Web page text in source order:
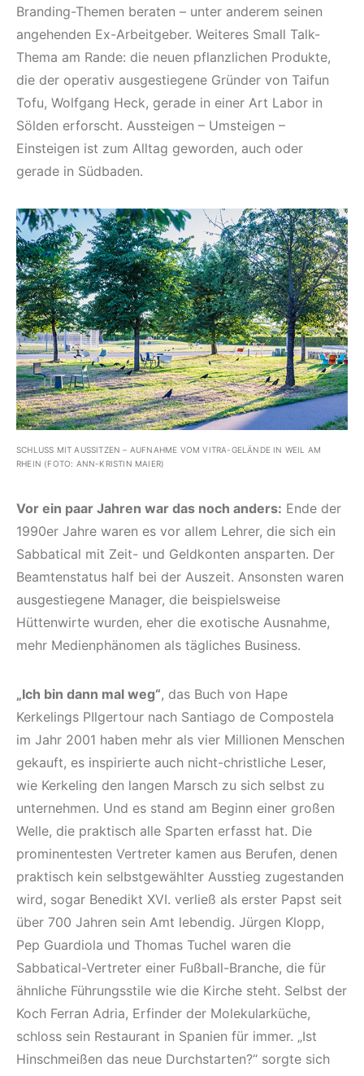
Branding-Themen beraten – unter anderem seinen
angehenden Ex-Arbeitgeber. Weiteres Small Talk-
Thema am Rande: die neuen pflanzlichen Produkte,
die der operativ ausgestiegene Gründer von Taifun
Tofu, Wolfgang Heck, gerade in einer Art Labor in
Sölden erforscht. Aussteigen – Umsteigen –
Einsteigen ist zum Alltag geworden, auch oder
gerade in Südbaden.
SCHLUSS MIT AUSSITZEN – AUFNAHME VOM VITRA-GELÄNDE IN WEIL AM
RHEIN (FOTO: ANN-KRISTIN MAIER)
Vor ein paar Jahren war das noch anders: Ende der
1990er Jahre waren es vor allem Lehrer, die sich ein
Sabbatical mit Zeit- und Geldkonten ansparten. Der
Beamtenstatus half bei der Auszeit. Ansonsten waren
ausgestiegene Manager, die beispielsweise
Hüttenwirte wurden, eher die exotische Ausnahme,
mehr Medienphänomen als tägliches Business.
„Ich bin dann mal weg“, das Buch von Hape
Kerkelings PIlgertour nach Santiago de Compostela
im Jahr 2001 haben mehr als vier Millionen Menschen
gekauft, es inspirierte auch nicht-christliche Leser,
wie Kerkeling den langen Marsch zu sich selbst zu
unternehmen. Und es stand am Beginn einer großen
Welle, die praktisch alle Sparten erfasst hat. Die
prominentesten Vertreter kamen aus Berufen, denen
praktisch kein selbstgewählter Ausstieg zugestanden
wird, sogar Benedikt XVI. verließ als erster Papst seit
über 700 Jahren sein Amt lebendig. Jürgen Klopp,
Pep Guardiola und Thomas Tuchel waren die
Sabbatical-Vertreter einer Fußball-Branche, die für
ähnliche Führungsstile wie die Kirche steht. Selbst der
Koch Ferran Adria, Erfinder der Molekularküche,
schloss sein Restaurant in Spanien für immer. „Ist
Hinschmeißen das neue Durchstarten?“ sorgte sich